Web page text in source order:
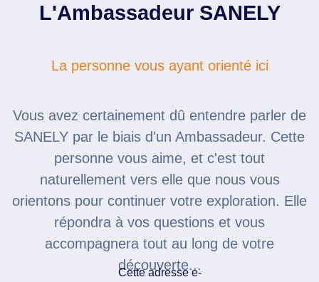
L'Ambassadeur SANELY
La personne vous ayant orienté ici
Vous avez certainement dû entendre parler de
SANELY par le biais d'un Ambassadeur. Cette
personne vous aime, et c'est tout
naturellement vers elle que nous vous
orientons pour continuer votre exploration. Elle
répondra à vos questions et vous
accompagnera tout au long de votre
découverte...
Cette adresse e-